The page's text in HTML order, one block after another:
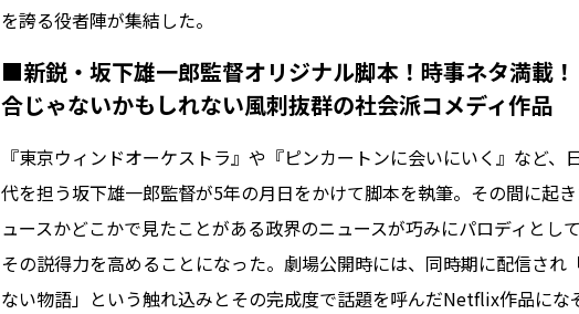
を誇る役者陣が集結した。
■新鋭・坂下雄一郎監督オリジナル脚本！時事ネタ満載
合じゃないかもしれない風刺抜群の社会派コメディ作品
『東京ウィンドオーケストラ』や『ピンカートンに会いにいく』など、
代を担う坂下雄一郎監督が5年の月日をかけて脚本を執筆。その間に起
ュースかどこかで見たことがある政界のニュースが巧みにパロディとし
その説得力を高めることになった。劇場公開時には、同時期に配信され
ない物語」という触れ込みとその完成度で話題を呼んだNetflix作品にな